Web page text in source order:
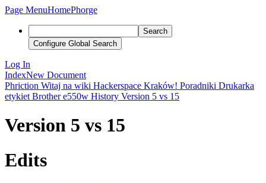
Page MenuHomePhorge
Search
Configure Global Search
Log In
IndexNew Document
Phriction Witaj na wiki Hackerspace Kraków! Poradniki Drukarka
etykiet Brother e550w History Version 5 vs 15
Version 5 vs 15
Edits